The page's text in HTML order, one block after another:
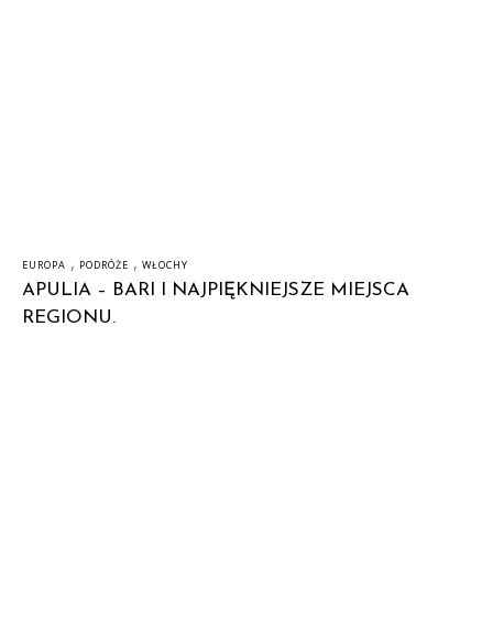
EUROPA , PODRÓŻE , WŁOCHY
APULIA – BARI I NAJPIĘKNIEJSZE MIEJSCA
REGIONU.